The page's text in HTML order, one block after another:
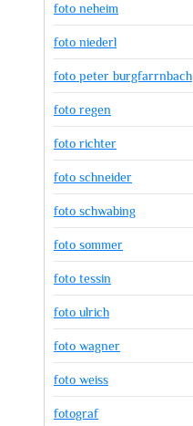
foto neheim
foto niederl
foto peter burgfarrnbach
foto regen
foto richter
foto schneider
foto schwabing
foto sommer
foto tessin
foto ulrich
foto wagner
foto weiss
fotograf